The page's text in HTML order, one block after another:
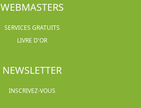
WEBMASTERS
SERVICES GRATUITS
LIVRE D'OR
NEWSLETTER
INSCRIVEZ-VOUS